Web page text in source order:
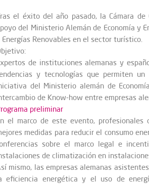
el éxito del año pasado, la Cámara de
del Ministerio Alemán de Economía y
Energías Renovables en el sector turístico.
de instituciones alemanas y
y tecnologías que permiten un
del Ministerio alemán de
de Know-how entre empresas
preliminar
el marco de este evento, profesionales
medidas para reducir el consumo
sobre el marco legal e
de climatización en
mismo, las empresas alemanas
eficiencia energética y el uso de